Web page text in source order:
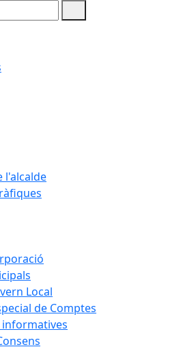
l'alcalde
Local
de Comptes
informatives